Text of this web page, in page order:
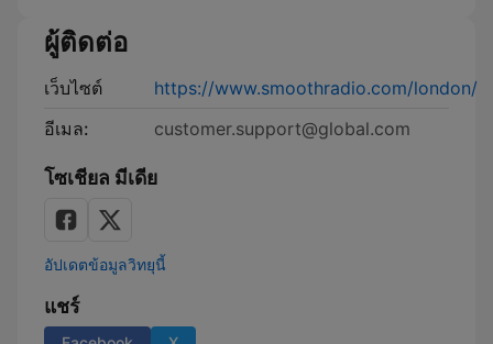
ผู้ติดต่อ
เว็บไซต์
https://www.smoothradio.com/london/
อีเมล:
customer.support@global.com
โซเชียล มีเดีย
อัปเดตข้อมูลวิทยุนี้
แชร์